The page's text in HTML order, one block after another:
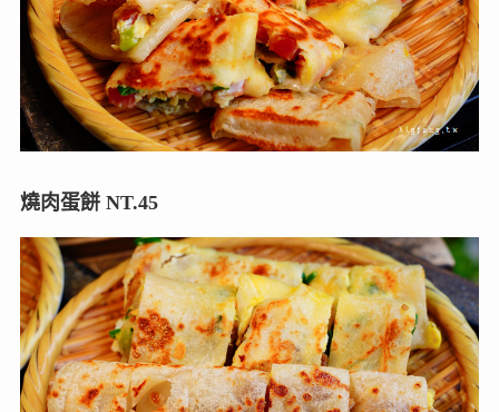
燒肉蛋餅 NT.45